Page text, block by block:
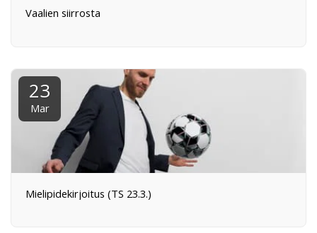
Vaalien siirrosta
23
Mar
Mielipidekirjoitus (TS 23.3.)